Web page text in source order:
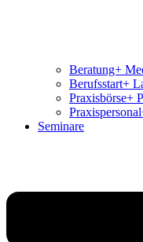
Beratung+
Berufsstart+
Praxisbörse+
Seminare